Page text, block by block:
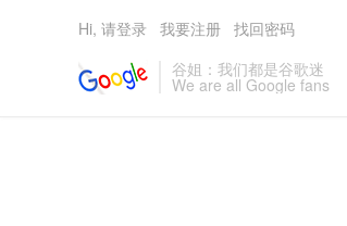
谷姐：我们都是谷歌迷
We are all Google fans
Hi, 请登录 我要注册 找回密码